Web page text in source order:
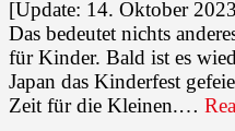
[Update: 14. Oktober
Das bedeutet nichts
für Kinder. Bald ist es
Japan das Kinderfest
Zeit für die Kleinen.…